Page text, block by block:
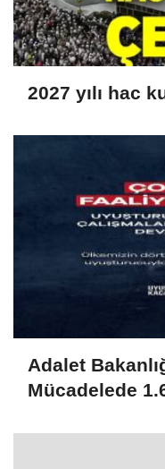
2027 yılı hac
Adalet
Mücadelede